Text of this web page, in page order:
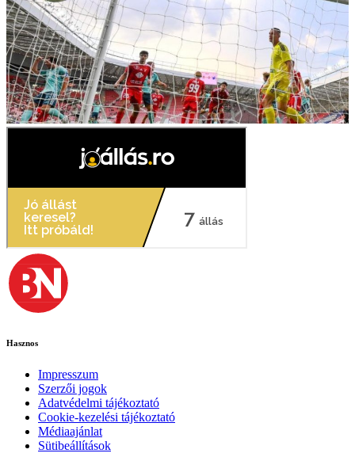
Hasznos
Impresszum
Szerzői jogok
Adatvédelmi tájékoztató
Cookie-kezelési tájékoztató
Médiaajánlat
Sütibeállítások